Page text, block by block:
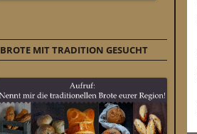
BROTE MIT TRADITION GESUCHT